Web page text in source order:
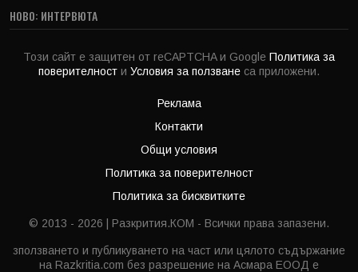
НОВО: ИНТЕРВЮТА
Този сайт е защитен от reCAPTCHA и Google Политика за
поверителност и Условия за ползване са приложени.
Реклама
Контакти
Общи условия
Политика за поверителност
Политика за бисквитките
© 2013 - 2026 | Разкрития.КОМ - Всички права запазени.
зползването и публикуването на част или цялото съдържание
на Razkritia.com без разрешение на Асмара ЕООД е